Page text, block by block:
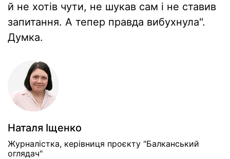
й не хотів чути, не шукав сам і не ставив
запитання. А тепер правда вибухнула".
Думка.
Наталя Іщенко
Журналістка, керівниця проєкту "Балканський
оглядач"